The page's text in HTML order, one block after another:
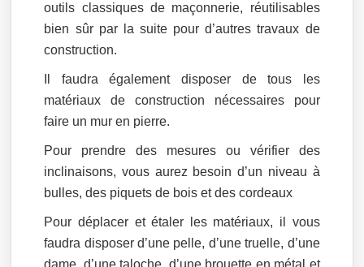
outils classiques de maçonnerie, réutilisables
bien sûr par la suite pour d’autres travaux de
construction.
Il faudra également disposer de tous les
matériaux de construction nécessaires pour
faire un mur en pierre.
Pour prendre des mesures ou vérifier des
inclinaisons, vous aurez besoin d’un niveau à
bulles, des piquets de bois et des cordeaux
Pour déplacer et étaler les matériaux, il vous
faudra disposer d’une pelle, d’une truelle, d’une
dame, d’une taloche, d’une brouette en métal et